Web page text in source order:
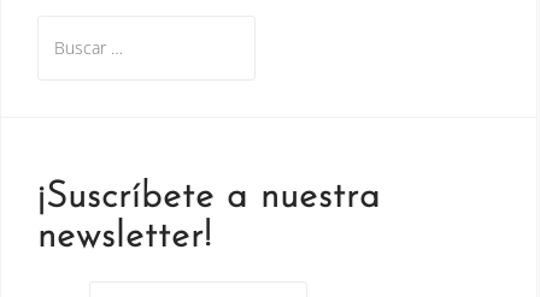
¡Suscríbete a nuestra
newsletter!